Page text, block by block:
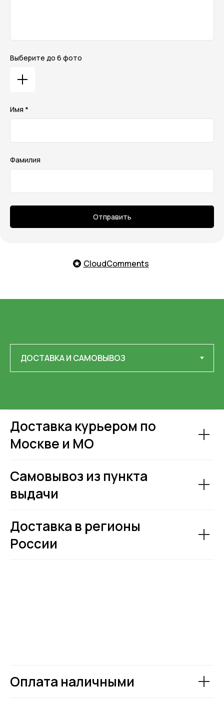
Выберите до 6 фото
Имя *
Фамилия
Отправить
CloudComments
Доставка курьером по
Москве и МО
Самовывоз из пункта
выдачи
Доставка в регионы
России
Оплата наличными